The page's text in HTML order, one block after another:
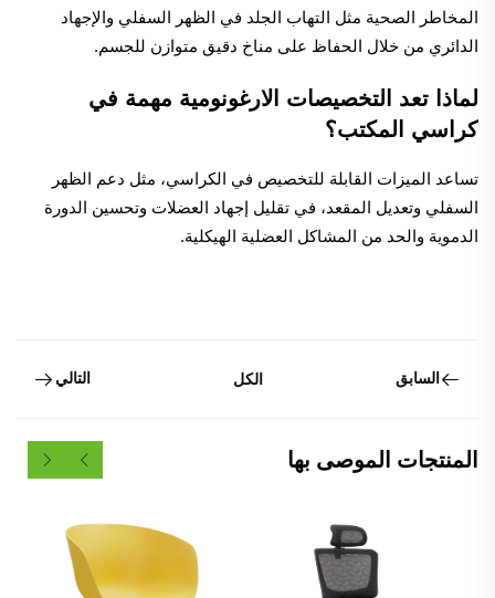
المخاطر الصحية مثل التهاب الجلد في الظهر السفلي والإجهاد
الدائري من خلال الحفاظ على مناخ دقيق متوازن للجسم.
لماذا تعد التخصيصات الارغونومية مهمة في
كراسي المكتب؟
تساعد الميزات القابلة للتخصيص في الكراسي، مثل دعم الظهر
السفلي وتعديل المقعد، في تقليل إجهاد العضلات وتحسين الدورة
الدموية والحد من المشاكل العضلية الهيكلية.
السابق الكل التالي
المنتجات الموصى بها